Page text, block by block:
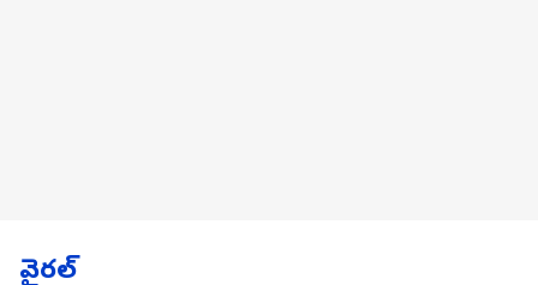
వైరల్